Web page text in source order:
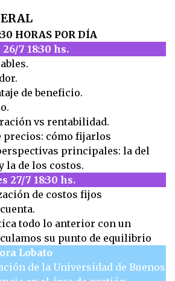
HORAS POR DÍA
7 18:30 hs.
de beneficio.
vs rentabilidad.
precios: cómo fijarlos
principales: la del
la de los costos.
27/7 18:30 hs.
de costos fijos
todo lo anterior con un
su punto de equilibrio
Lobato
de la Universidad de Buenos